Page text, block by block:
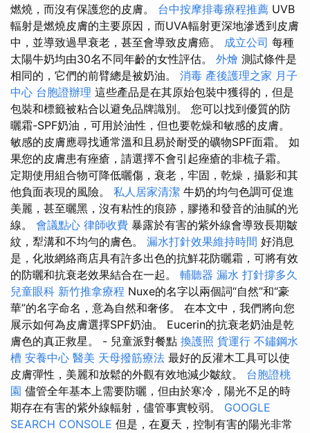
燃燒，而沒有保護您的皮膚。 台中按摩排毒療程推薦 UVB
輻射是燃燒皮膚的主要原因，而UVA輻射更深地滲透到皮膚
中，並導致過早衰老，甚至會導致皮膚癌。 成立公司 每種
太陽牛奶均由30​​名不同年齡的女性評估。 外燴 測試條件是
相同的，它們的前臂總是被奶油。 消毒 產後護理之家 月子
中心 台胞證辦理 這些產品是在其原始包裝中獲得的，但是
包裝和標籤被粘合以避免品牌識別。 您可以找到優質的防
曬霜-SPF奶油，可用於油性，但也要乾燥和敏感的皮膚。
敏感的皮膚應尋找通常溫和且易於耐受的礦物SPF面霜。 如
果您的皮膚患有痤瘡，請選擇不會引起痤瘡的非梳子霜。
定期使用組合物可降低曬傷，衰老，牢固，乾燥，攝影和其
他負面表現的風險。 私人居家清潔 牛奶的均勻色調可促進
美麗，甚至曬黑，沒有粘性的痕跡，膠捲和發音的油膩的光
線。 會議點心 律師收費 暴露於有害的紫外線會導致長期皺
紋，犁溝和不均勻的膚色。 漏水打針效果維持時間 好消息
是，化妝網絡商店具有許多出色的抗鮮花防曬霜，可將有效
的防曬和抗衰老效果結合在一起。 輔聽器 漏水 打針撐多久
兒童眼科 新竹推拿療程 Nuxe的名字以兩個詞“自然”和“豪
華”的名字命名，意為自然和奢侈。 在本文中，我們將向您
展示如何為皮膚選擇SPF奶油。 Eucerin的抗衰老奶油是乾
膚色的真正救星。 - 兒童派對餐點 換護照 貨運行 不鏽鋼水
槽 安養中心 醫美 天母撥筋療法 最好的反灌木工具可以使
皮膚彈性，美麗和放鬆的外觀有效地減少皺紋。 台胞證桃
園 儘管全年基本上需要防曬，但由於寒冷，陽光不足的時
期存在有害的紫外線輻射，儘管事實較弱。 GOOGLE
SEARCH CONSOLE 但是，在夏天，控制有害的陽光非常